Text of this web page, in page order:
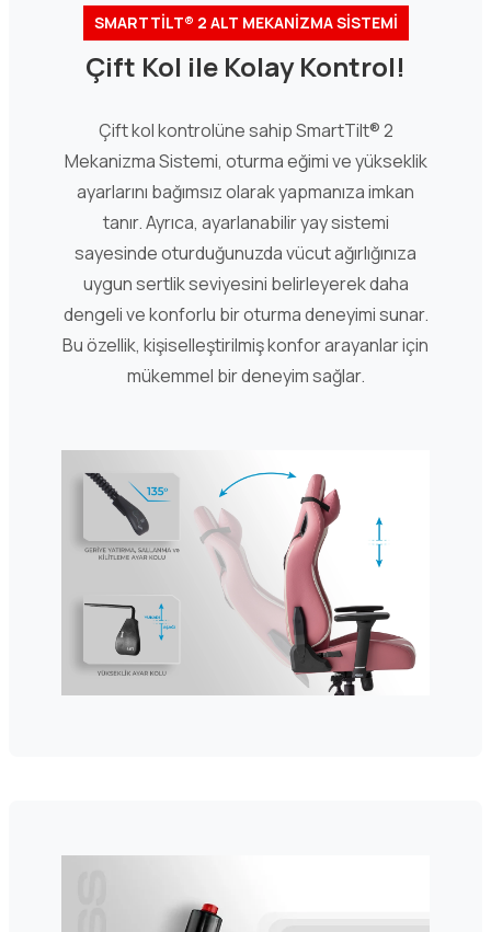
SMARTTİLT® 2 ALT MEKANİZMA SİSTEMİ
Çift Kol ile Kolay Kontrol!
Çift kol kontrolüne sahip SmartTilt® 2
Mekanizma Sistemi, oturma eğimi ve yükseklik
ayarlarını bağımsız olarak yapmanıza imkan
tanır. Ayrıca, ayarlanabilir yay sistemi
sayesinde oturduğunuzda vücut ağırlığınıza
uygun sertlik seviyesini belirleyerek daha
dengeli ve konforlu bir oturma deneyimi sunar.
Bu özellik, kişiselleştirilmiş konfor arayanlar için
mükemmel bir deneyim sağlar.